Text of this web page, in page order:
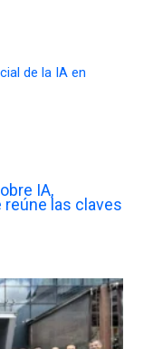
IA,
reúne las claves